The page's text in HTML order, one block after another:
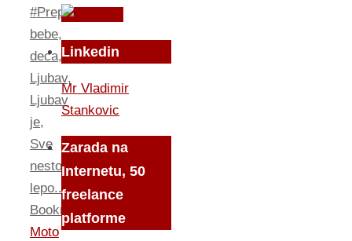
#Preporuka
bebe,
deca,
Ljubav,
Ljubav
je,
Sve
nesto
lepo....
Bookmark.
Moto
Linkedin
Mr Vladimir
Stankovic
Zarada na
Internetu, 50
freelance
platforme